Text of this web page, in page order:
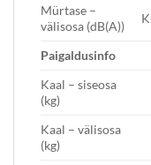
Mürtase –
välisosa (dB(A))
Paigaldusinfo
Kaal – siseosa
(kg)
Kaal – välisosa
(kg)